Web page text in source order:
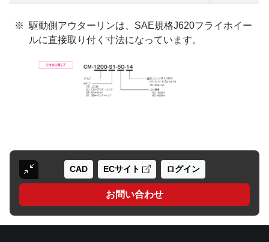
駆動側アウターリンは、SAE規格J620フライホイー
ルに直接取り付く寸法になっています。
CAD ECサイト ログイン
お問い合わせ